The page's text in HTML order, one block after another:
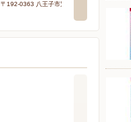
〒192-0363 八王子市別所2-39-5